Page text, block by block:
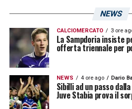
NEWS
CALCIOMERCATO 3 ore
La Sampdoria insiste
offerta triennale per
NEWS 4 ore ago Dario
Sibilli ad un passo
Juve Stabia prova il